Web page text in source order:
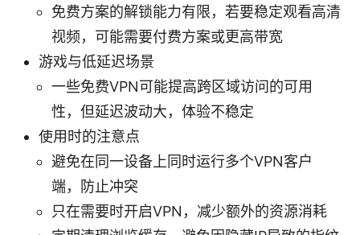
免费方案的解锁能力有限，若要稳定观看高清
视频，可能需要付费方案或更高带宽
游戏与低延迟场景
一些免费VPN可能提高跨区域访问的可用
性，但延迟波动大，体验不稳定
使用时的注意点
避免在同一设备上同时运行多个VPN客户
端，防止冲突
只在需要时开启VPN，减少额外的资源消耗